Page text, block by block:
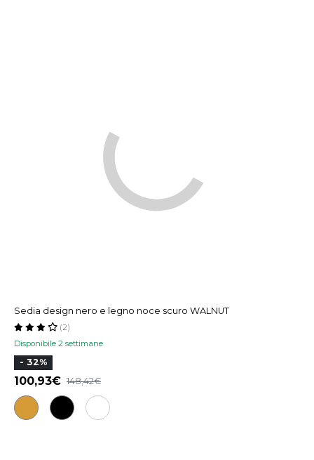
Sedia design nero e legno noce scuro WALNUT
Disponibile 2 settimane
(2)
- 32%
100,93 148,42